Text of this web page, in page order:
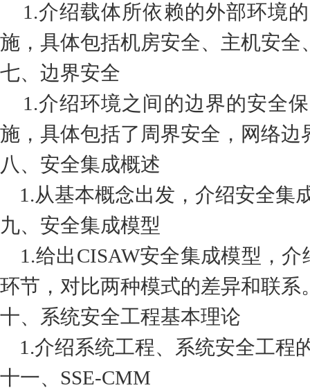
1.介绍载体所依赖的外部环境
施，具体包括机房安全、主机安
七、边界安全
1.介绍环境之间的边界的安全
施，具体包括了周界安全，网络
八、安全集成概述
1.从基本概念出发，介绍安全集
九、安全集成模型
1.给出CISAW安全集成模型，
环节，对比两种模式的差异和联系
十、系统安全工程基本理论
1.介绍系统工程、系统安全工程
十一、SSE-CMM